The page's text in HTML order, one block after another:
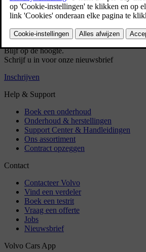
Informatie over regelgeving
Download de app
Bekijk de nieuwste software-updates